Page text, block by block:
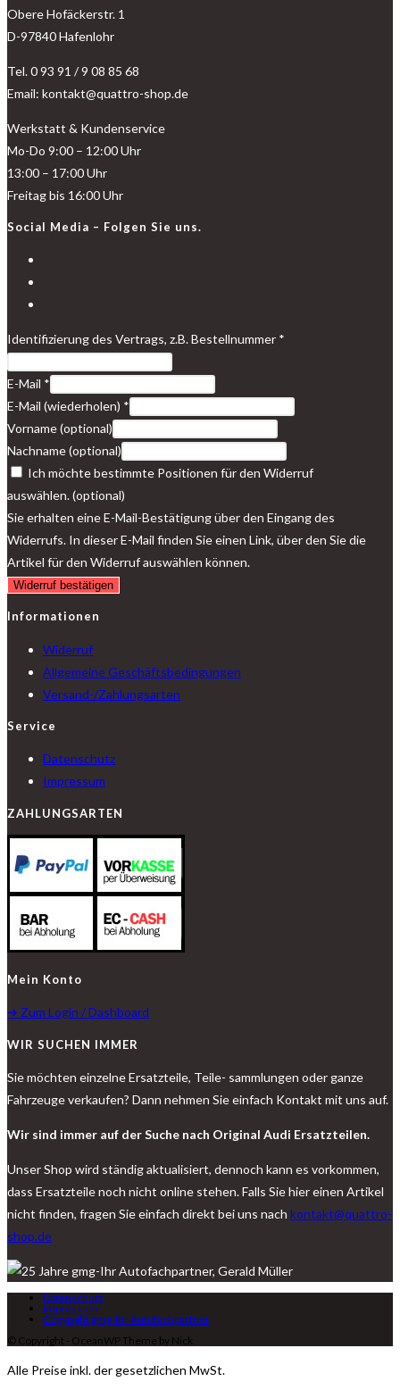
Obere Hofäckerstr. 1
D-97840 Hafenlohr
Tel. 0 93 91 / 9 08 85 68
Email: kontakt@quattro-shop.de
Werkstatt & Kundenservice
Mo-Do 9:00 – 12:00 Uhr
13:00 – 17:00 Uhr
Freitag bis 16:00 Uhr
Social Media – Folgen Sie uns.
tab
new
tab
a
new
tab
Identifizierung des Vertrags, z.B. Bestellnummer *
E-Mail *
E-Mail (wiederholen) *
Vorname(optional)
Nachname(optional)
Ich möchte bestimmte Positionen für den Widerruf
auswählen.(optional)
Sie erhalten eine E-Mail-Bestätigung über den Eingang des
Widerrufs. In dieser E-Mail finden Sie einen Link, über den Sie die
Artikel für den Widerruf auswählen können.
Widerruf bestätigen
Informationen
Widerruf
Allgemeine Geschäftsbedingungen
Versand-/Zahlungsarten
Service
Datenschutz
Impressum
ZAHLUNGSARTEN
Mein Konto
➔ Zum Login / Dashboard
WIR SUCHEN IMMER
Sie möchten einzelne Ersatzteile, Teile- sammlungen oder ganze
Fahrzeuge verkaufen? Dann nehmen Sie einfach Kontakt mit uns auf.
Wir sind immer auf der Suche nach Original Audi Ersatzteilen.
Unser Shop wird ständig aktualisiert, dennoch kann es vorkommen,
dass Ersatzteile noch nicht online stehen. Falls Sie hier einen Artikel
nicht finden, fragen Sie einfach direkt bei uns nach kontakt@quattro-
shop.de
Datenschutz
Impressum
Copyright gmg-Ihr Autofachpartner
© Copyright - OceanWP Theme by Nick
Alle Preise inkl. der gesetzlichen MwSt.